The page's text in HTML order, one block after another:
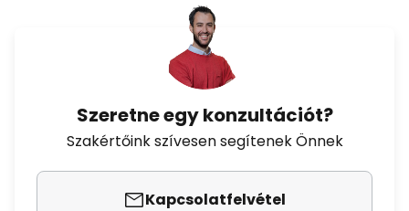
Szeretne egy konzultációt?
Szakértőink szívesen segítenek Önnek
Kapcsolatfelvétel